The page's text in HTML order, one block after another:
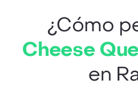
¿Cómo
Cheese
en